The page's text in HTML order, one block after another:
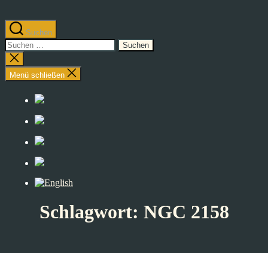
Suchen
Suchen
nach:
Suche
schließen
Menü schließen
Schlagwort: NGC 2158